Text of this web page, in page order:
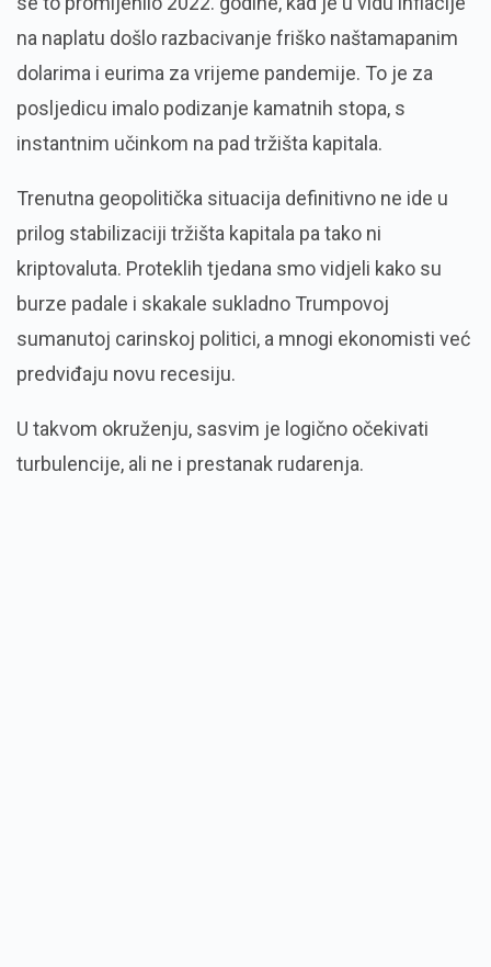
na naplatu došlo razbacivanje friško naštamapanim
dolarima i eurima za vrijeme pandemije. To je za
posljedicu imalo podizanje kamatnih stopa, s
instantnim učinkom na pad tržišta kapitala.
Trenutna geopolitička situacija definitivno ne ide u
prilog stabilizaciji tržišta kapitala pa tako ni
kriptovaluta. Proteklih tjedana smo vidjeli kako su
burze padale i skakale sukladno Trumpovoj
sumanutoj carinskoj politici, a mnogi ekonomisti već
predviđaju novu recesiju.
U takvom okruženju, sasvim je logično očekivati
turbulencije, ali ne i prestanak rudarenja.